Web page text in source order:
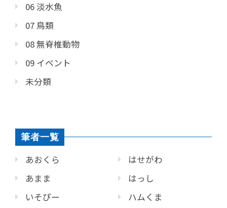
06 淡水魚
07 鳥類
08 無脊椎動物
09 イベント
未分類
筆者一覧
あおくら
あまま
いそぴー
はせがわ
はっし
ハムくま